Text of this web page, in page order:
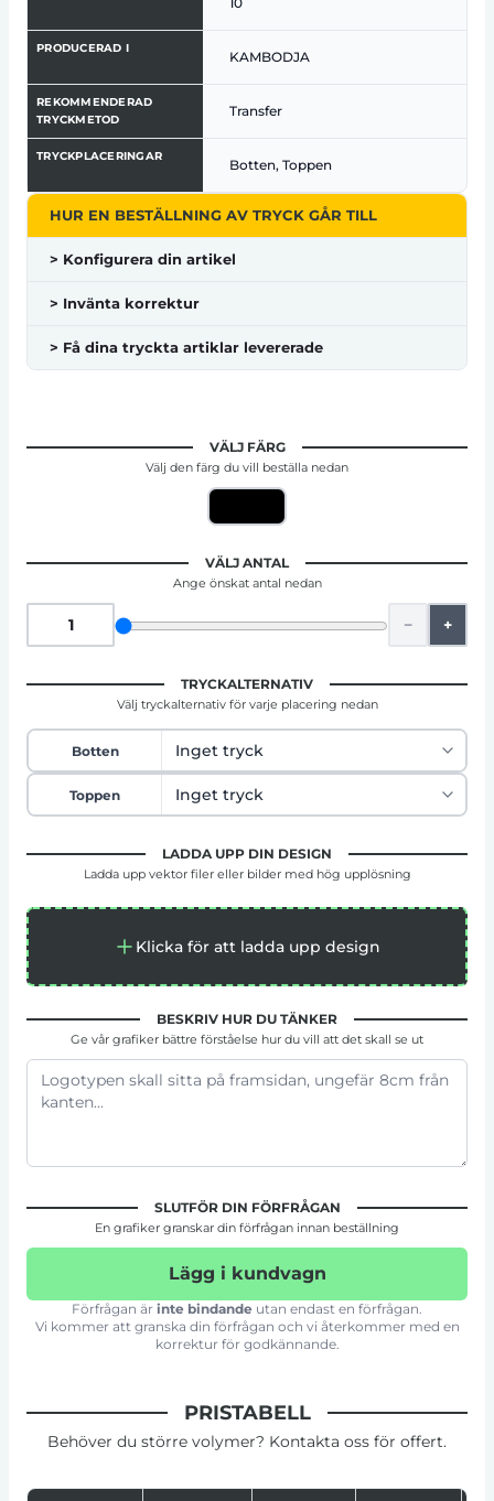
PRODUCERAD I
KAMBODJA
REKOMMENDERAD
TRYCKMETOD
Transfer
TRYCKPLACERINGAR
Botten, Toppen
HUR EN BESTÄLLNING AV TRYCK GÅR TILL
> Konfigurera din artikel
> Invänta korrektur
> Få dina tryckta artiklar levererade
VÄLJ FÄRG
Välj den färg du vill beställa nedan
VÄLJ ANTAL
Ange önskat antal nedan
− +
TRYCKALTERNATIV
Välj tryckalternativ för varje placering nedan
Botten
Toppen
LADDA UPP DIN DESIGN
Ladda upp vektor filer eller bilder med hög upplösning
Klicka för att ladda upp design
BESKRIV HUR DU TÄNKER
Ge vår grafiker bättre förståelse hur du vill att det skall se ut
SLUTFÖR DIN FÖRFRÅGAN
En grafiker granskar din förfrågan innan beställning
Lägg i kundvagn
Förfrågan är inte bindande utan endast en förfrågan.
Vi kommer att granska din förfrågan och vi återkommer med en
korrektur för godkännande.
PRISTABELL
Behöver du större volymer? Kontakta oss för offert.